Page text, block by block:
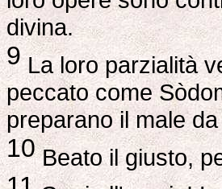
divina.
9La loro parzialità
peccato come
preparano il male
10Beato il giusto,